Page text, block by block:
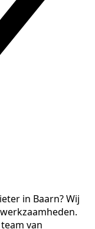
in Baarn? Wij
van